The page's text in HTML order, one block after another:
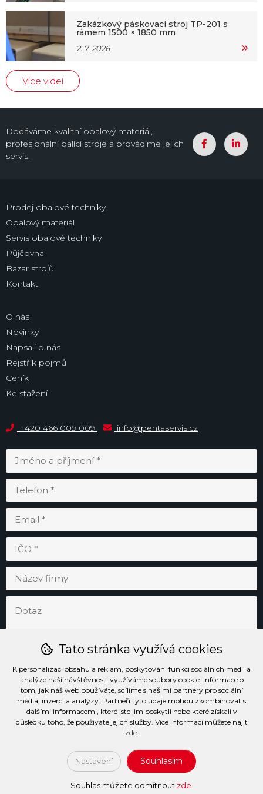
Zakázkový páskovací stroj TP-201 s
rámem 1500 × 1850 mm
2. 7. 2026
Více videí
Dodáváme kvalitní obalový materiál,
profesionální balící stroje a provádíme jejich
servis.
Prodej obalové techniky
Obalový materiál
Servis obalové techniky
Půjčovna
Bazar strojů
Kontakt
O nás
Novinky
Napsali o nás
Rejstřík pojmů
Ceník
Ke stažení
+420 466 009 009 info@pentaservis.cz
Odesláním souhlasím se zpracováním osobních údajů
Prohlášení o přístupnosti Podmínky užívání stránek
Informace o zpracování osobních údajů
2026 (c) Všechna práva vyhrazena PENTA SERVIS s.r.o.
Tato stránka využívá cookies
K personalizaci obsahu a reklam, poskytování funkcí sociálních médií a
analýze naší návštěvnosti využíváme soubory cookie. Informace o
tom, jak náš web používáte, sdílíme s našimi partnery pro sociální
média, inzerci a analýzy. Partneři tyto údaje mohou zkombinovat s
dalšími informacemi, které jste jim poskytli nebo které získali v
důsledku toho, že používáte jejich služby. Více informací můžete najít
zde.
Nastavení Souhlasím
Souhlas můžete odmítnout zde